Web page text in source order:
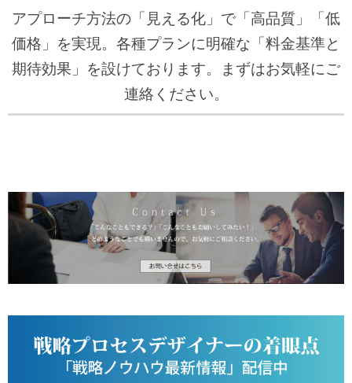
アプローチ方法の「見える化」で「高品質」「低
価格」を実現。 各種プランに明確な「料金基準と
期待効果」を設けております。まずはお気軽にご
連絡ください。